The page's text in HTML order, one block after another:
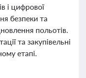
і цифрової
безпеки та
польотів.
та закупівельні
етапі.